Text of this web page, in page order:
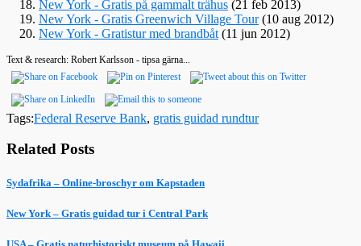
New York - Gratis på gammalt trähus (21 feb 2013)
New York - Gratis Greenwich Village Tour(10 aug 2012)
New York - Gratistur med brandbåt (11 jun 2012)
Text & research: Robert Karlsson - tipsa gärna...
Tags:Federal Reserve Bank, gratis guidad rundtur
Related Posts
Sydafrika – Online-broschyr om Kapstaden
New York – Gratis guidad tur i Central Park